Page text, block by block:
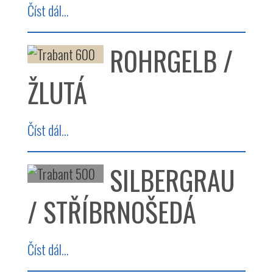
Číst dál...
ROHRGELB /
ŽLUTÁ
Číst dál...
SILBERGRAU
/ STŘÍBRNOŠEDÁ
Číst dál...